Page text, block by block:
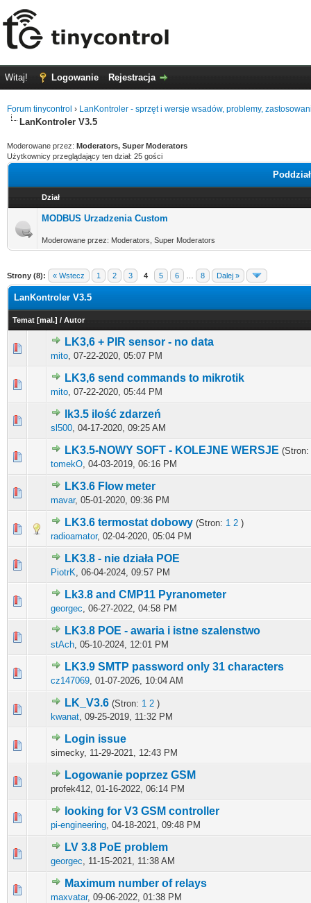
Witaj! Logowanie Rejestracja
Forum tinycontrol › LanKontroler - sprzęt i wersje wsadów, problemy,
LanKontroler V3.5
Moderowane przez: Moderators, Super Moderators
Użytkownicy przeglądający ten dział: 25 gości
Dział
MODBUS Urzadzenia Custom
Moderowane przez: Moderators, Super Moderators
Strony (8): « Wstecz 1 2 3 4 5 6 8 Dalej »
LanKontroler V3.5
Temat [mal.] / Autor
LK3,6 + PIR sensor - no data
mito, 07-22-2020, 05:07 PM
0 głosów - średnia ocena: 0 na 5 gwiazdek
123 5
LK3,6 send commands to mikrotik
mito, 07-22-2020, 05:44 PM
0 głosów - średnia ocena: 0 na 5 gwiazdek
12345
lk3.5 ilość zdarzeń
sl500, 04-17-2020, 09:25 AM
0 głosów - średnia ocena: 0 na 5 gwiazdek
123
LK3.5-NOWY SOFT - KOLEJNE WERSJE (Stron:
tomekO, 04-03-2019, 06:16 PM
0 głosów - średnia ocena: 0 na 5 gwiazdek
12 3
LK3.6 Flow meter
mavar, 05-01-2020, 09:36 PM
0 głosów - średnia ocena: 0 na 5 gwiazdek
12
LK3.6 termostat dobowy (Stron: 1 2 )
radioamator, 02-04-2020, 05:04 PM
0 głosów - średnia ocena: 0 na 5 gwiazdek
12345
LK3.8 - nie działa POE
PiotrK, 06-04-2024, 09:57 PM
0 głosów - średnia ocena: 0 na 5 gwiazdek
1 2 45
Lk3.8 and CMP11 Pyranometer
georgec, 06-27-2022, 04:58 PM
0 głosów - średnia ocena: 0 na 5 gwiazdek
12 3 45
LK3.8 POE - awaria i istne szalenstwo
stAch, 05-10-2024, 12:01 PM
0 głosów - średnia ocena: 0 na 5 gwiazdek
123 4 5
LK3.9 SMTP password only 31 characters
cz147069, 01-07-2026, 10:04 AM
0 głosów - średnia ocena: 0 na 5 gwiazdek
12345
LK_V3.6 (Stron: 1 2 )
kwanat, 09-25-2019, 11:32 PM
0 głosów - średnia ocena: 0 na 5 gwiazdek
123
Login issue
simecky, 11-29-2021, 12:43 PM
0 głosów - średnia ocena: 0 na 5 gwiazdek
Logowanie poprzez GSM
profek412, 01-16-2022, 06:14 PM
0 głosów - średnia ocena: 0 na 5 gwiazdek
1234 5
looking for V3 GSM controller
pi-engineering, 04-18-2021, 09:48 PM
0 głosów - średnia ocena: 0 na 5 gwiazdek
12345
LV 3.8 PoE problem
georgec, 11-15-2021, 11:38 AM
0 głosów - średnia ocena: 0 na 5 gwiazdek
1234
Maximum number of relays
maxvatar, 09-06-2022, 01:38 PM
0 głosów - średnia ocena: 0 na 5 gwiazdek
12 345